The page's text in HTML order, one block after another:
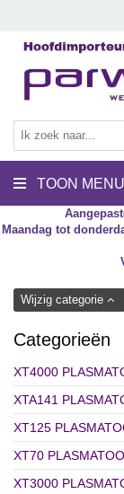
TOON MENU
Maandag tot
Wijzig categorie
Categorieën
XT4000
XTA141
XT125
XT70
XT3000